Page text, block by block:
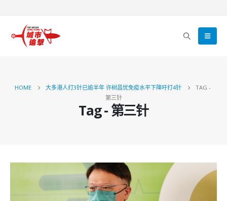
HOME 大多港人打3针已逾半年 许树昌忧免疫水平下降吁打4针
TAG -
第三针
Tag - 第三针